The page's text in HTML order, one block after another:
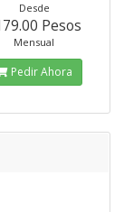
Desde
Pesos
Mensual
Pedir Ahora